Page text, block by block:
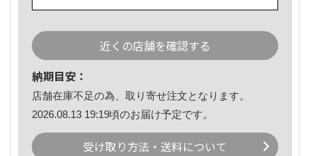
近くの店舗を確認する
納期目安：
店舗在庫不足の為、取り寄せ注文となります。
2026.08.13 19:19頃のお届け予定です。
受け取り方法・送料について